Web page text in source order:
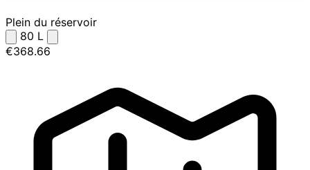
Plein du réservoir
80 L
€368.66